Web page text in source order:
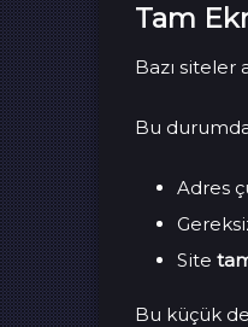
Tam
Bazı siteler
Bu
Adres
Site
Bu küçük